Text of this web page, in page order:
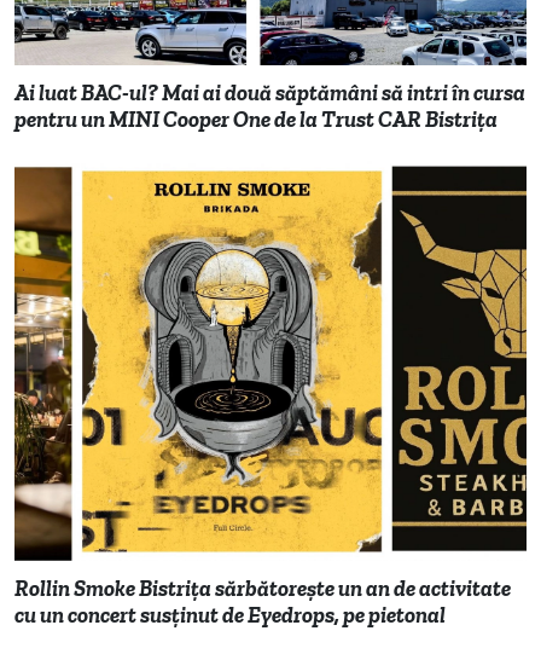
Ai luat BAC-ul? Mai ai două săptămâni să intri în cursa
pentru un MINI Cooper One de la Trust CAR Bistrița
Rollin Smoke Bistrița sărbătorește un an de activitate
cu un concert susținut de Eyedrops, pe pietonal